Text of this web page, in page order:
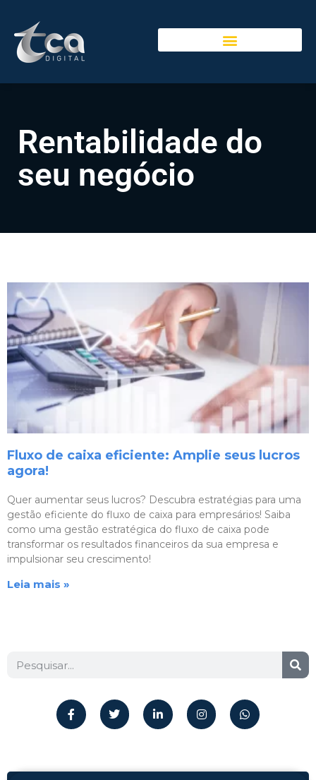
Rentabilidade do
seu negócio
Fluxo de caixa eficiente: Amplie seus lucros
agora!
Quer aumentar seus lucros? Descubra estratégias para uma
gestão eficiente do fluxo de caixa para empresários! Saiba
como uma gestão estratégica do fluxo de caixa pode
transformar os resultados financeiros da sua empresa e
impulsionar seu crescimento!
Leia mais »